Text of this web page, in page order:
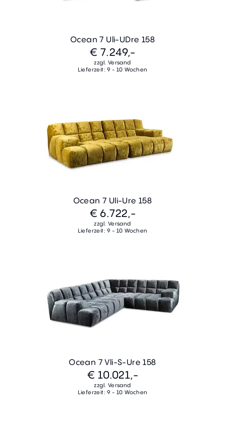
Ocean 7 Uli-UDre 158
€ 7.249,-
zzgl. Versand
Lieferzeit: 9 - 10 Wochen
Ocean 7 Uli-Ure 158
€ 6.722,-
zzgl. Versand
Lieferzeit: 9 - 10 Wochen
Ocean 7 Vli-S-Ure 158
€ 10.021,-
zzgl. Versand
Lieferzeit: 9 - 10 Wochen